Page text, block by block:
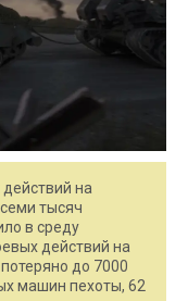
на
тысяч
в среду
действий на
до 7000
машин пехоты, 62